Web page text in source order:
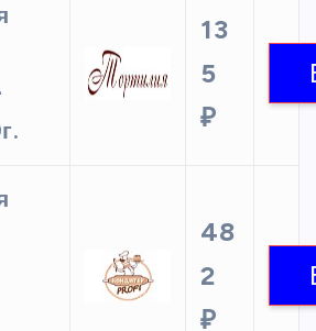
13
5
₽
48
2
₽